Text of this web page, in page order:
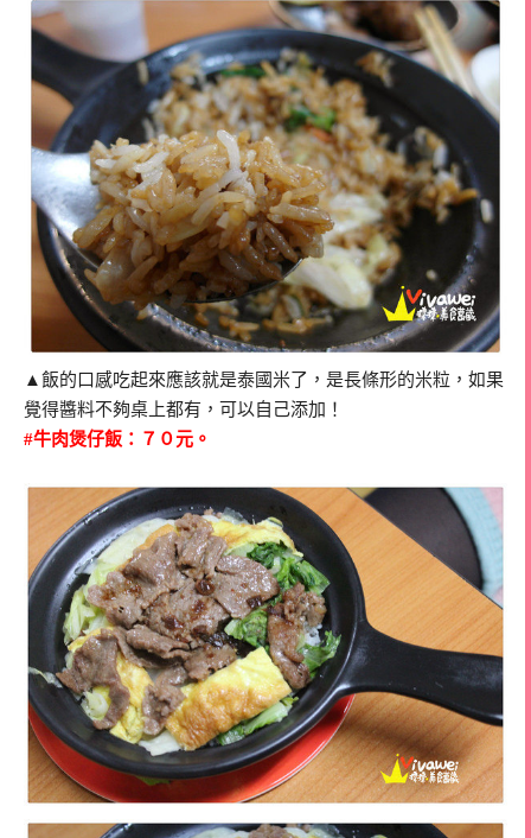
▲飯的口感吃起來應該就是泰國米了，是長條形的米粒，如果
覺得醬料不夠桌上都有，可以自己添加！
#牛肉煲仔飯：７０元。